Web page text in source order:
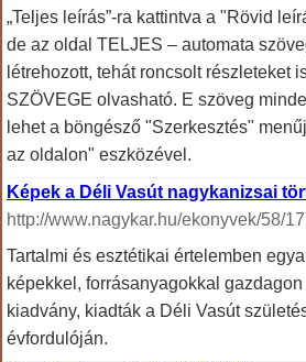
„Teljes leírás”-ra kattintva a "Rövid
de az oldal TELJES – automata
létrehozott, tehát roncsolt részleteket
SZÖVEGE olvasható. E szöveg
lehet a böngésző "Szerkesztés"
az oldalon" eszközével.
Képek a Déli Vasút nagykanizsai
http://www.nagykar.hu/ekonyvek/58/
Tartalmi és esztétikai értelemben
képekkel, forrásanyagokkal
kiadvány, kiadták a Déli Vasút
évfordulóján.